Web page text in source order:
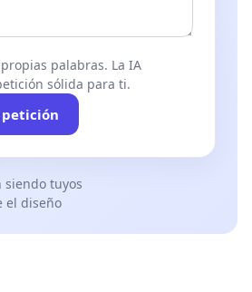
palabras. La IA
sólida para ti.
petición
siendo tuyos
el diseño